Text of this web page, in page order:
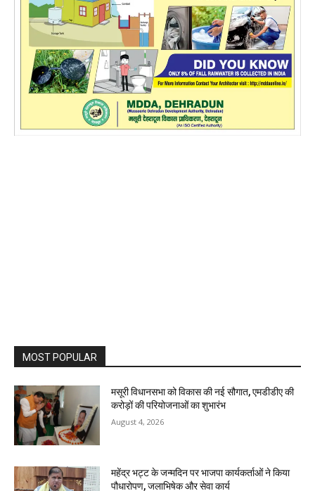
MOST POPULAR
मसूरी विधानसभा को विकास की नई सौगात, एमडीडीए की
करोड़ों की परियोजनाओं का शुभारंभ
August 4, 2026
महेंद्र भट्ट के जन्मदिन पर भाजपा कार्यकर्ताओं ने किया
पौधारोपण, जलाभिषेक और सेवा कार्य